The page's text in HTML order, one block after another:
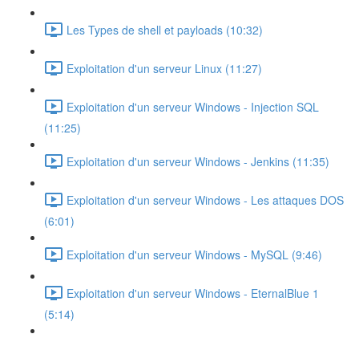
Les Types de shell et payloads (10:32)
Exploitation d'un serveur Linux (11:27)
Exploitation d'un serveur Windows - Injection SQL
(11:25)
Exploitation d'un serveur Windows - Jenkins (11:35)
Exploitation d'un serveur Windows - Les attaques DOS
(6:01)
Exploitation d'un serveur Windows - MySQL (9:46)
Exploitation d'un serveur Windows - EternalBlue 1
(5:14)